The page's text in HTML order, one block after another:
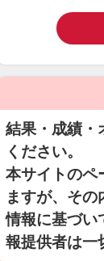
結果・成績・
ください。
本サイトのペ
ますが、そ
情報に基づい
報提供者は一